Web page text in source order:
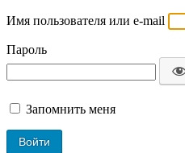
Имя пользователя или e-mail
Пароль
Запомнить меня